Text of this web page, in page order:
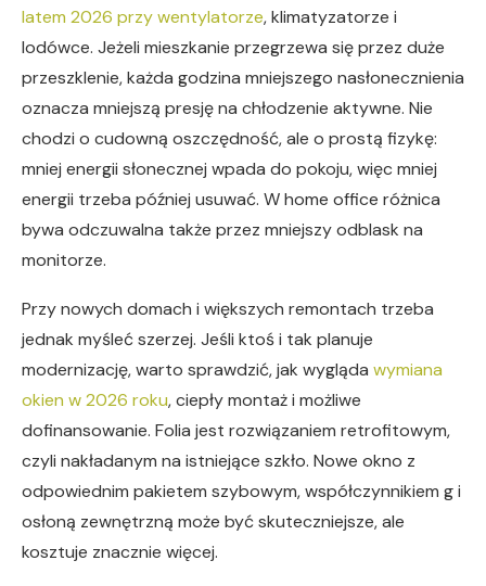
latem 2026 przy wentylatorze, klimatyzatorze i
lodówce. Jeżeli mieszkanie przegrzewa się przez duże
przeszklenie, każda godzina mniejszego nasłonecznienia
oznacza mniejszą presję na chłodzenie aktywne. Nie
chodzi o cudowną oszczędność, ale o prostą fizykę:
mniej energii słonecznej wpada do pokoju, więc mniej
energii trzeba później usuwać. W home office różnica
bywa odczuwalna także przez mniejszy odblask na
monitorze.
Przy nowych domach i większych remontach trzeba
jednak myśleć szerzej. Jeśli ktoś i tak planuje
modernizację, warto sprawdzić, jak wygląda wymiana
okien w 2026 roku, ciepły montaż i możliwe
dofinansowanie. Folia jest rozwiązaniem retrofitowym,
czyli nakładanym na istniejące szkło. Nowe okno z
odpowiednim pakietem szybowym, współczynnikiem g i
osłoną zewnętrzną może być skuteczniejsze, ale
kosztuje znacznie więcej.